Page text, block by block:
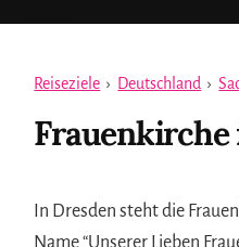
Reiseziele › Deutschland ›
Frauenkirche
In Dresden steht die
Name “Unserer Lieben